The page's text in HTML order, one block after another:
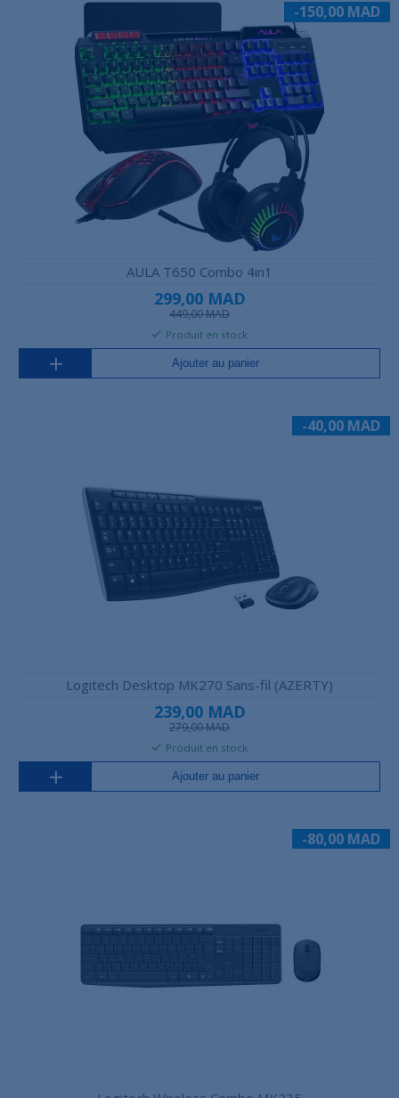
-150,00 MAD
AULA T650 Combo 4in1
299,00 MAD
449,00 MAD
Produit en stock
Ajouter au panier
-40,00 MAD
Logitech Desktop MK270 Sans-fil (AZERTY)
239,00 MAD
279,00 MAD
Produit en stock
Ajouter au panier
-80,00 MAD